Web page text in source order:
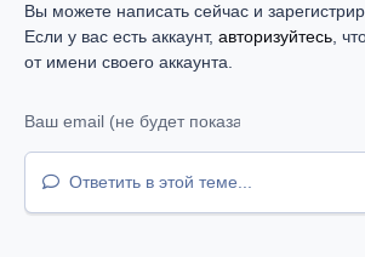
Вы можете написать сейчас и
Если у вас есть аккаунт, авторизуйтесь,
от имени своего аккаунта.
Ответить в этой теме...